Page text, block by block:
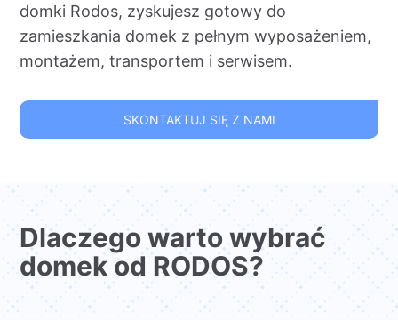
domki Rodos, zyskujesz gotowy do
zamieszkania domek z pełnym wyposażeniem,
montażem, transportem i serwisem.
SKONTAKTUJ SIĘ Z NAMI
Dlaczego warto wybrać
domek od RODOS?